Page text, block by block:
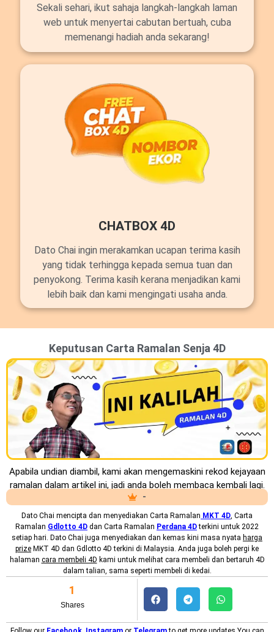
Sekali sehari, ikut sahaja langkah-langkah laman
web untuk menyertai cabutan bertuah, cuba
memenangi hadiah anda sekarang!
CHATBOX 4D
Dato Chai ingin merakamkan ucapan terima kasih
yang tidak terhingga kepada semua tuan dan
penyokong. Terima kasih kerana menjadikan kami
lebih baik dan kami mengingati usaha anda.
Keputusan Carta Ramalan Senja 4D
Apabila undian diambil, kami akan mengemaskini rekod kejayaan
ramalan dalam artikel ini, jadi anda boleh membaca kembali lagi.
-
Dato Chai mencipta dan menyediakan Carta Ramalan MKT 4D , Carta
Ramalan Gdlotto 4D dan Carta Ramalan Perdana 4Dterkini untuk 2022
setiap hari. Dato Chai juga menyediakan dan kemas kini masa nyata harga
prize MKT 4D dan Gdlotto 4D terkini di Malaysia. Anda juga boleh pergi ke
halaman cara membeli 4D kami untuk melihat cara membeli dan bertaruh 4D
dalam talian, sama seperti membeli di kedai.
Shares
1